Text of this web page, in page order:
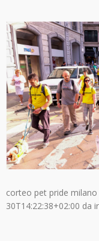
corteo pet pride milano
30T14:22:38+02:00 da